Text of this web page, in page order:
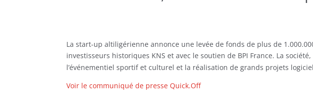
La start-up altiligérienne annonce une levée de fonds de plus de
investisseurs historiques KNS et avec le soutien de BPI France. La
l’événementiel sportif et culturel et la réalisation de grands projets
Voir le communiqué de presse Quick.Off